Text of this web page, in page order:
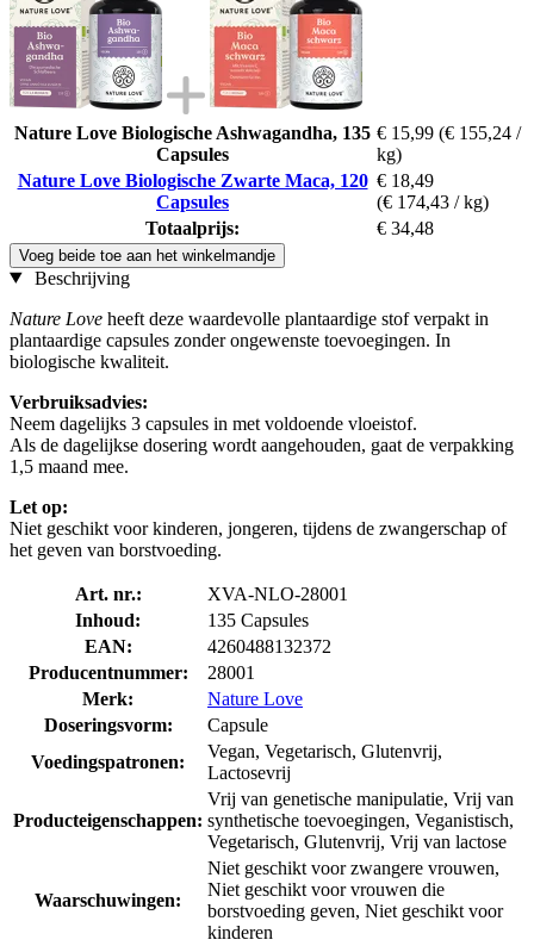
Nature Love Biologische Ashwagandha, 135
Capsules
€ 15,99 (€ 155,24 /
kg)
Nature Love Biologische Zwarte Maca, 120
Capsules
€ 18,49
(€ 174,43 / kg)
Totaalprijs:
€ 34,48
Voeg beide toe aan het winkelmandje
Beschrijving
Nature Love heeft deze waardevolle plantaardige stof verpakt in
plantaardige capsules zonder ongewenste toevoegingen. In
biologische kwaliteit.
Verbruiksadvies:
Neem dagelijks 3 capsules in met voldoende vloeistof.
Als de dagelijkse dosering wordt aangehouden, gaat de verpakking
1,5 maand mee.
Let op:
Niet geschikt voor kinderen, jongeren, tijdens de zwangerschap of
het geven van borstvoeding.
Art. nr.:
XVA-NLO-28001
Inhoud:
135 Capsules
EAN:
4260488132372
Producentnummer:
28001
Merk:
Nature Love
Doseringsvorm:
Capsule
Voedingspatronen:
Vegan, Vegetarisch, Glutenvrij,
Lactosevrij
Producteigenschappen:
Vrij van genetische manipulatie, Vrij van
synthetische toevoegingen, Veganistisch,
Vegetarisch, Glutenvrij, Vrij van lactose
Waarschuwingen:
Niet geschikt voor zwangere vrouwen,
Niet geschikt voor vrouwen die
borstvoeding geven, Niet geschikt voor
kinderen